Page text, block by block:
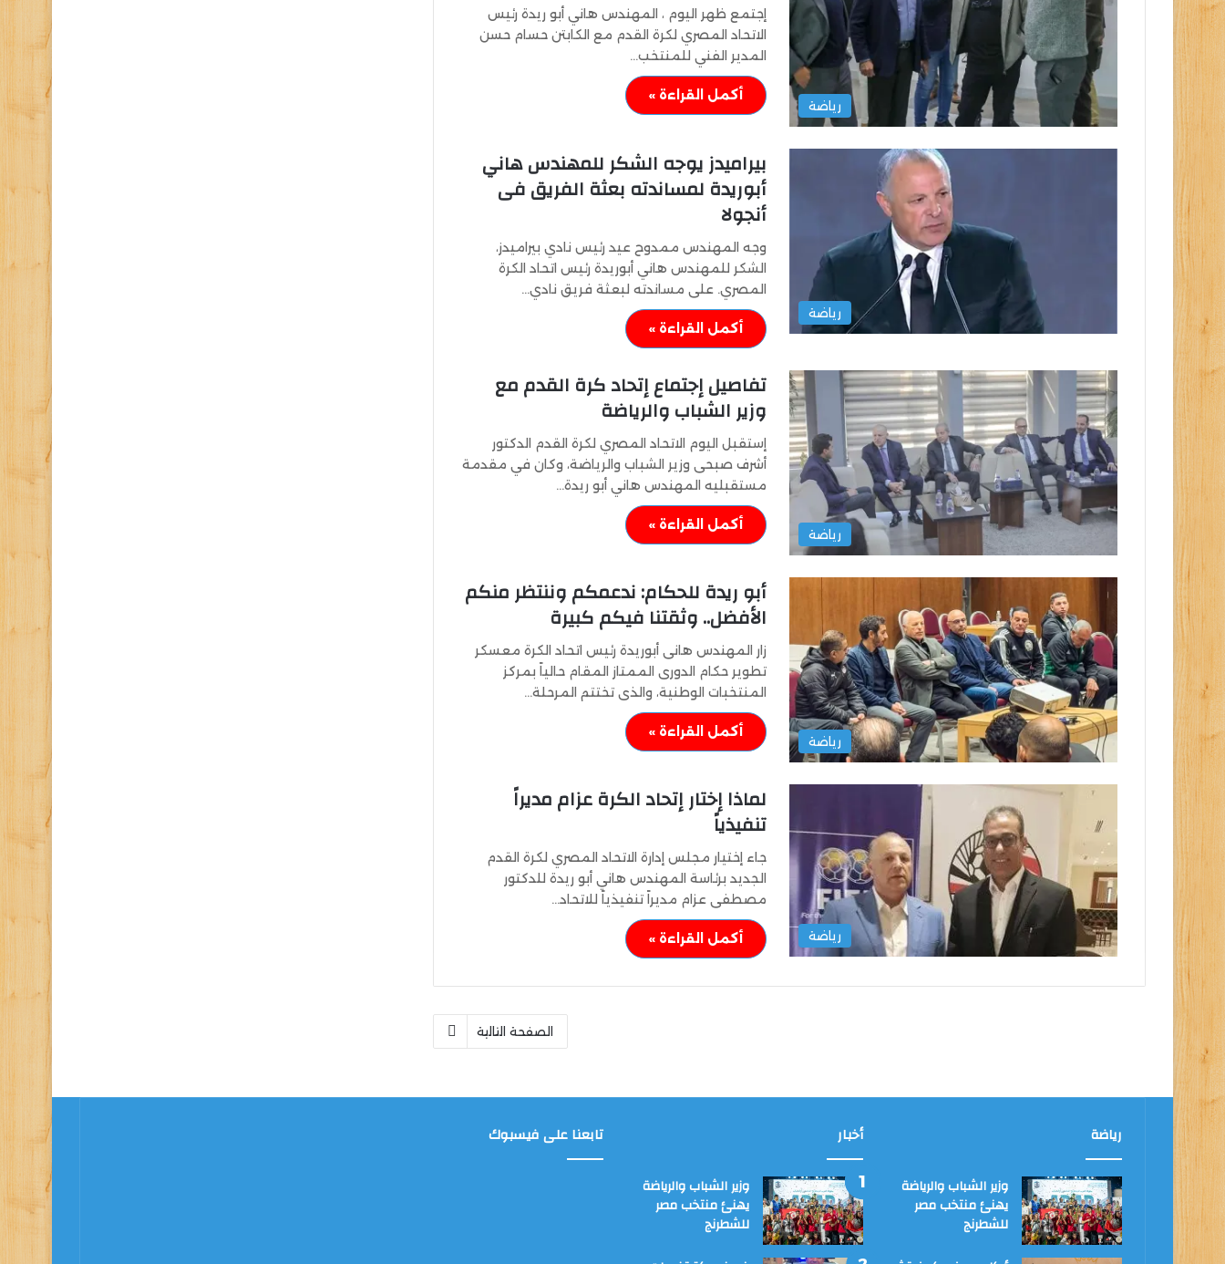
رياضة
إجتمع ظهر اليوم ، المهندس هاني أبو ريدة رئيس
الاتحاد المصري لكرة القدم مع الكابتن حسام حسن
المدير الفني للمنتخب…
أكمل القراءة »
رياضة
بيراميدز يوجه الشكر للمهندس هاني
أبوريدة لمساندته بعثة الفريق فى
أنجولا
وجه المهندس ممدوح عيد رئيس نادي بيراميدز،
الشكر للمهندس هاني أبوريدة رئيس اتحاد الكرة
المصري. على مساندته لبعثة فريق نادي…
أكمل القراءة »
رياضة
تفاصيل إجتماع إتحاد كرة القدم مع
وزير الشباب والرياضة
إستقبل اليوم الاتحاد المصري لكرة القدم الدكتور
أشرف صبحى وزير الشباب والرياضة، وكان في مقدمة
مستقبليه المهندس هاني أبو ريدة…
أكمل القراءة »
رياضة
أبو ريدة للحكام: ندعمكم وننتظر منكم
الأفضل.. وثقتنا فيكم كبيرة
زار المهندس هانى أبوريدة رئيس اتحاد الكرة معسكر
تطوير حكام الدورى الممتاز المقام حالياً بمركز
المنتخبات الوطنية، والذى تختتم المرحلة…
أكمل القراءة »
رياضة
لماذا إختار إتحاد الكرة عزام مديراً
تنفيذياً
جاء إختيار مجلس إدارة الاتحاد المصري لكرة القدم
الجديد برئاسة المهندس هاني أبو ريدة للدكتور
مصطفى عزام مديراً تنفيذياً للاتحاد…
أكمل القراءة »
الصفحة التالية
رياضة
وزير الشباب والرياضة
يهنئ منتخب مصر
للشطرنج
أخبار
وزير الشباب والرياضة
يهنئ منتخب مصر
للشطرنج
تابعنا على فيسبوك